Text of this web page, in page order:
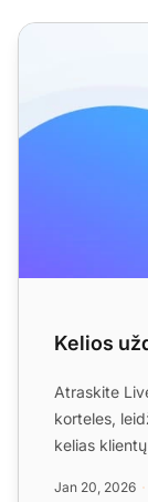
Kelios užduočių
Kelios
Atraskite
korteles,
kelias
Jan 20, 2026